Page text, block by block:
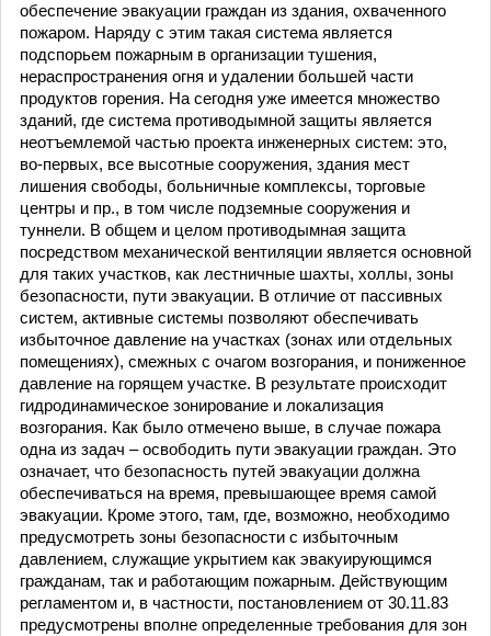
обеспечение эвакуации граждан из здания, охваченного
пожаром. Наряду с этим такая система является
подспорьем пожарным в организации тушения,
нераспространения огня и удалении большей части
продуктов горения. На сегодня уже имеется множество
зданий, где система противодымной защиты является
неотъемлемой частью проекта инженерных систем: это,
во-первых, все высотные сооружения, здания мест
лишения свободы, больничные комплексы, торговые
центры и пр., в том числе подземные сооружения и
туннели. В общем и целом противодымная защита
посредством механической вентиляции является основной
для таких участков, как лестничные шахты, холлы, зоны
безопасности, пути эвакуации. В отличие от пассивных
систем, активные системы позволяют обеспечивать
избыточное давление на участках (зонах или отдельных
помещениях), смежных с очагом возгорания, и пониженное
давление на горящем участке. В результате происходит
гидродинамическое зонирование и локализация
возгорания. Как было отмечено выше, в случае пожара
одна из задач – освободить пути эвакуации граждан. Это
означает, что безопасность путей эвакуации должна
обеспечиваться на время, превышающее время самой
эвакуации. Кроме этого, там, где, возможно, необходимо
предусмотреть зоны безопасности с избыточным
давлением, служащие укрытием как эвакуирующимся
гражданам, так и работающим пожарным. Действующим
регламентом и, в частности, постановлением от 30.11.83
предусмотрены вполне определенные требования для зон